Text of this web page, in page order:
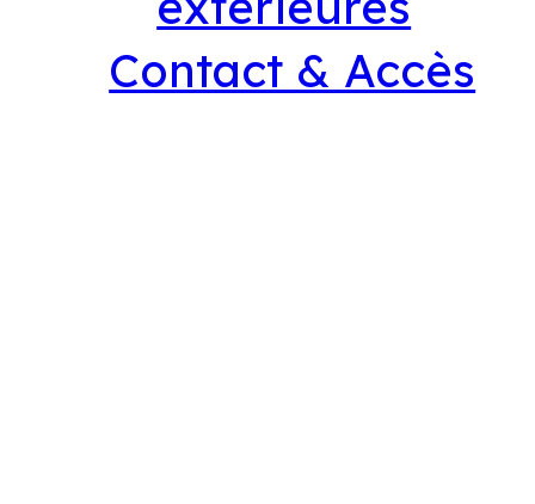
Contact & Accès